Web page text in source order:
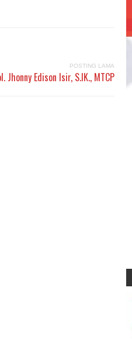
POSTING LAMA
Edison Isir, S.IK., MTCP